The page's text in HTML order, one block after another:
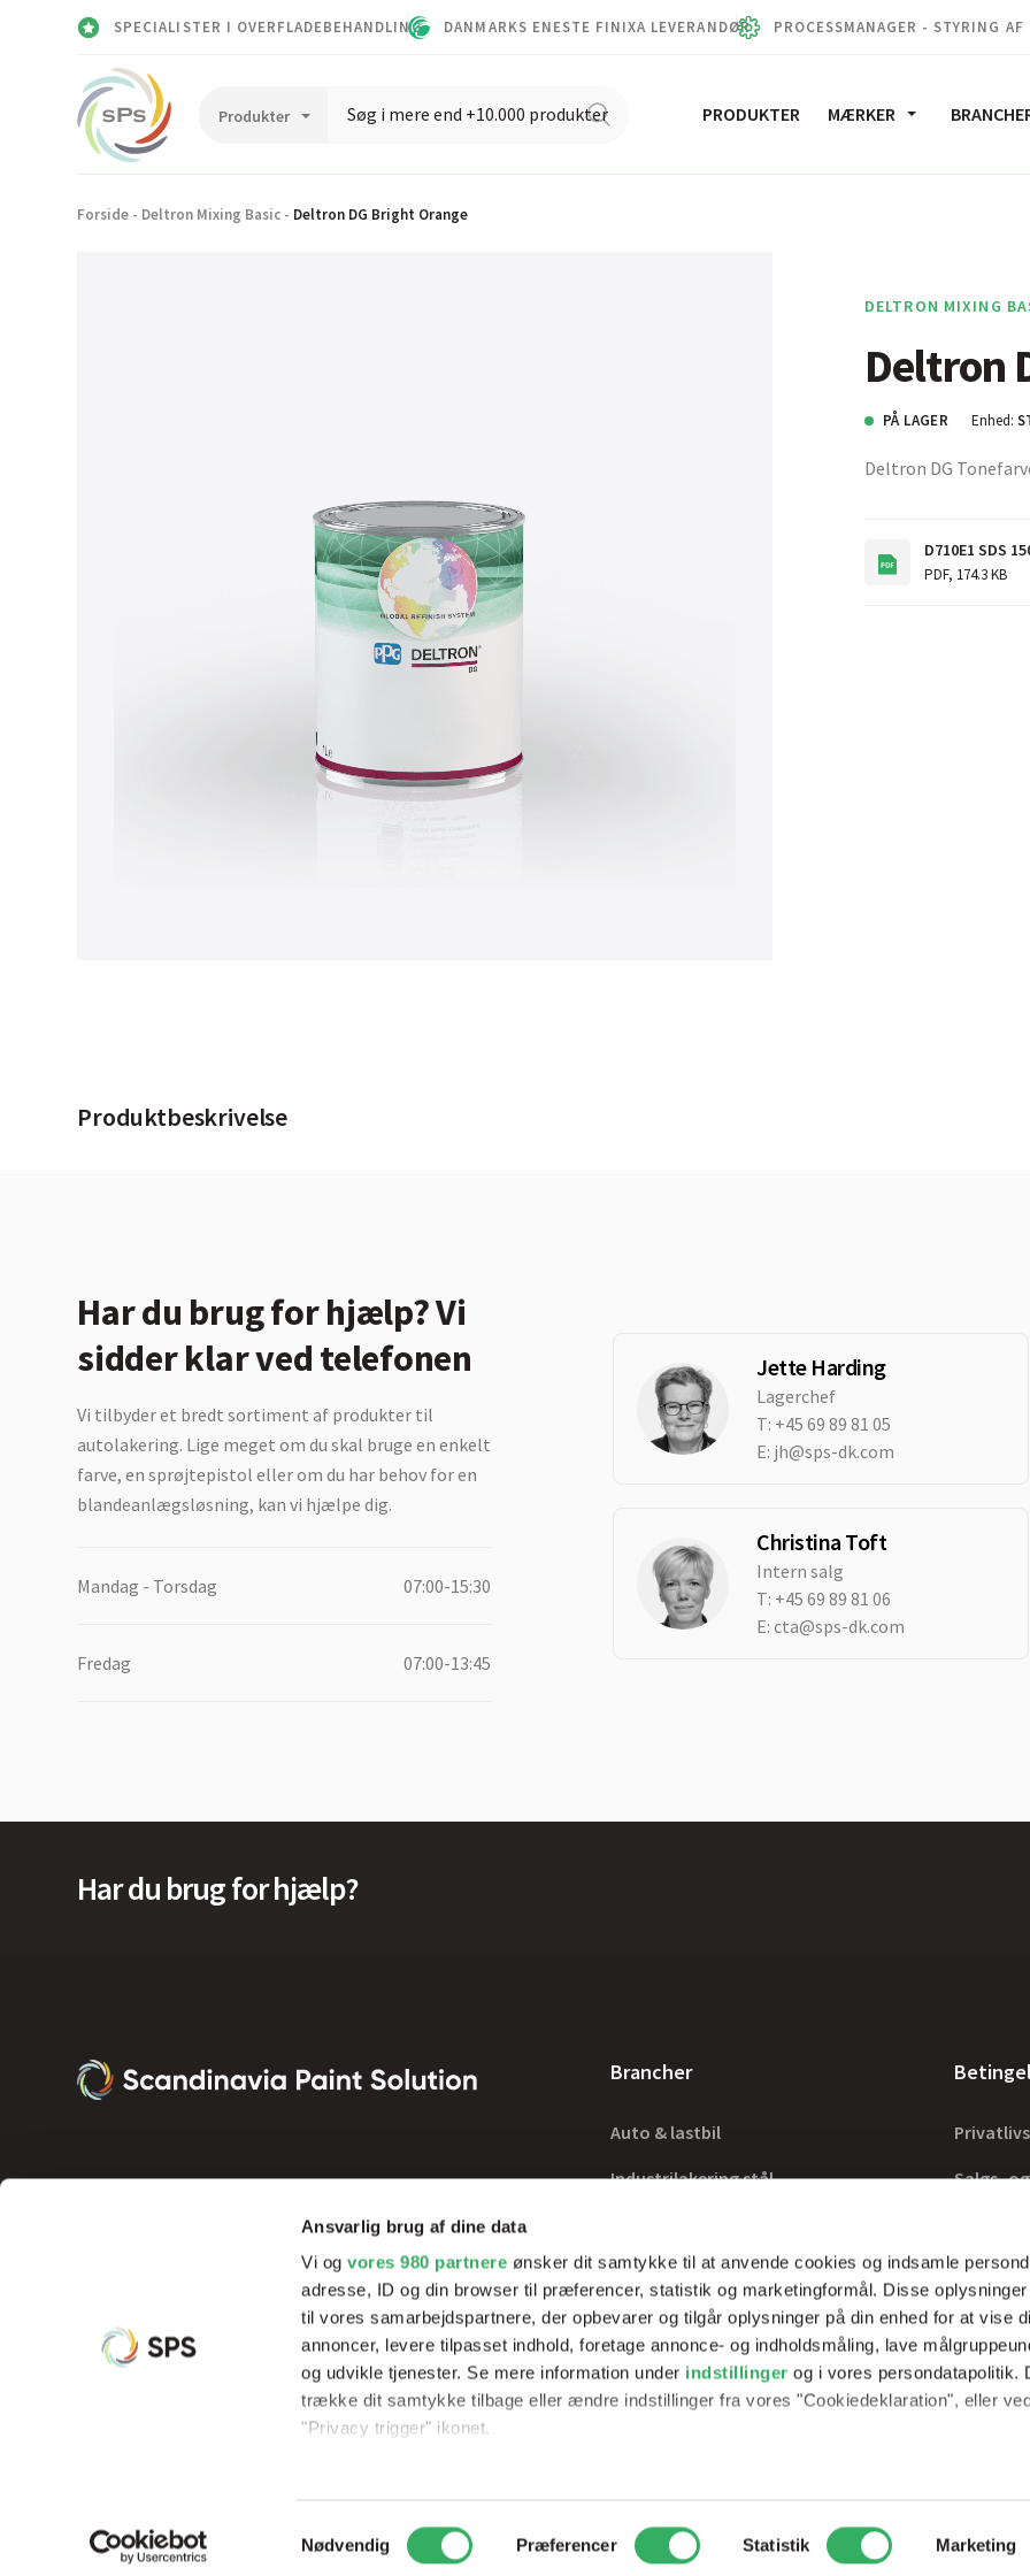
Ansvarlig brug af dine data
Vi ogvores 980 partnere ønsker dit samtykke til at anvende cookies og indsamle
adresse, ID og din browser til præferencer, statistik og marketingformål. Disse
til vores samarbejdspartnere, der opbevarer og tilgår oplysninger på din enhed for at vise
annoncer, levere tilpasset indhold, foretage annonce- og indholdsmåling, lave
og udvikle tjenester. Se mere information under indstillinger og i vores persondatapolitik.
trække dit samtykke tilbage eller ændre indstillinger fra vores "Cookiedeklaration", eller
"Privacy trigger" ikonet.
Vi bruger cookies til at tilpasse vores indhold og annoncer, til at vise dig funktioner til
til at analysere vores trafik. Vi deler også oplysninger om din brug af vores hjemmeside
Samtykkevalg
Nødvendig Præferencer Statistik Marketing
SPECIALISTER I OVERFLADEBEHANDLING DANMARKS ENESTE FINIXA LEVERANDØR PROCESSMANAGER - STYRING AF
PRODUKTER MÆRKER
Forside - Deltron Mixing Basic - Deltron DG Bright Orange
DELTRON MIXING
Deltron
PÅ LAGER Enhed:
Deltron DG
D710E1 SDS
PDF, 174.3 KB
Produktbeskrivelse
Har du brug for hjælp? Vi
sidder klar ved telefonen
Vi tilbyder et bredt sortiment af produkter til
autolakering. Lige meget om du skal bruge en enkelt
farve, en sprøjtepistol eller om du har behov for en
blandeanlægsløsning, kan vi hjælpe dig.
Mandag - Torsdag 07:00-15:30
Fredag 07:00-13:45
Jette Harding
Lagerchef
T: +45 69 89 81 05
E: jh@sps-dk.com
Christina Toft
Intern salg
T: +45 69 89 81 06
E:cta@sps-dk.com
Har du brug for hjælp?
Brancher
Auto & lastbil
Industrilakering stål
Tilbehør
Salgs-
Vi tilbyder innovative produkter og effektive processer, der sikrer optimale
resultater og rentabilitet, samt hjælp og undervisning af vores erfarne teknikker.
© Copyright 2026 Scandinavia Paint Solution CVR: 33955332 Peder Skrams Vej 7, 5220 Odense SØ Telefon: +45 69898100 Mail: